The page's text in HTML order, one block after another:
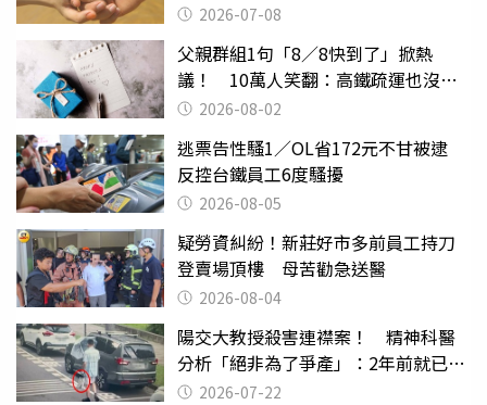
2026-07-08
父親群組1句「8／8快到了」掀熱
議！ 10萬人笑翻：高鐵疏運也沒列
父親節
2026-08-02
逃票告性騷1／OL省172元不甘被逮
反控台鐵員工6度騷擾
2026-08-05
疑勞資糾紛！新莊好市多前員工持刀
登賣場頂樓 母苦勸急送醫
2026-08-04
陽交大教授殺害連襟案！ 精神科醫
分析「絕非為了爭產」：2年前就已言
行詭異
2026-07-22